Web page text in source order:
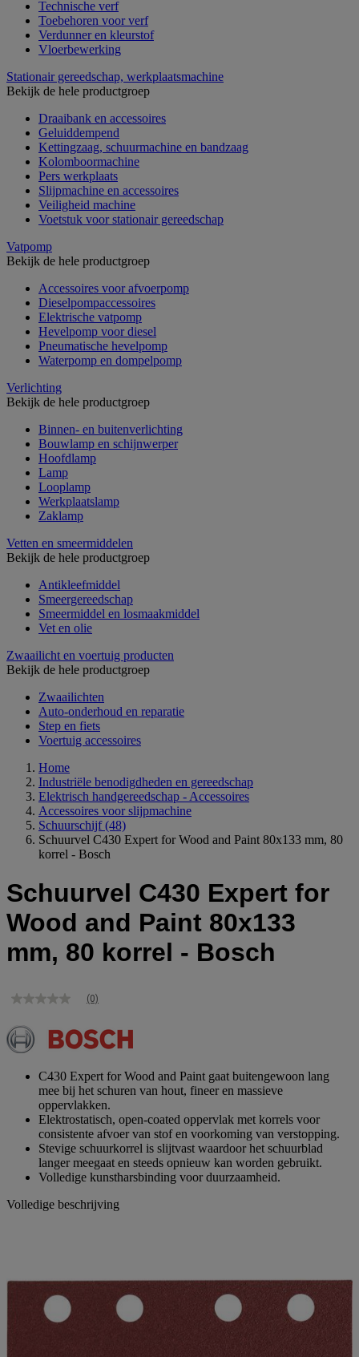
Technische verf
Toebehoren voor verf
Verdunner en kleurstof
Vloerbewerking
Stationair gereedschap, werkplaatsmachine
Bekijk de hele productgroep
Draaibank en accessoires
Geluiddempend
Kettingzaag, schuurmachine en bandzaag
Kolomboormachine
Pers werkplaats
Slijpmachine en accessoires
Veiligheid machine
Voetstuk voor stationair gereedschap
Vatpomp
Bekijk de hele productgroep
Accessoires voor afvoerpomp
Dieselpompaccessoires
Elektrische vatpomp
Hevelpomp voor diesel
Pneumatische hevelpomp
Waterpomp en dompelpomp
Verlichting
Bekijk de hele productgroep
Binnen- en buitenverlichting
Bouwlamp en schijnwerper
Hoofdlamp
Lamp
Looplamp
Werkplaatslamp
Zaklamp
Vetten en smeermiddelen
Bekijk de hele productgroep
Antikleefmiddel
Smeergereedschap
Smeermiddel en losmaakmiddel
Vet en olie
Zwaailicht en voertuig producten
Bekijk de hele productgroep
Zwaailichten
Auto-onderhoud en reparatie
Step en fiets
Voertuig accessoires
Home
Industriële benodigdheden en gereedschap
Elektrisch handgereedschap - Accessoires
Accessoires voor slijpmachine
Schuurschijf (48)
Schuurvel C430 Expert for Wood and Paint 80x133 mm, 80
korrel - Bosch
Schuurvel C430 Expert for
Wood and Paint 80x133
mm, 80 korrel - Bosch
Geen
Dezelfde
paginalink.
(0)
C430 Expert for Wood and Paint gaat buitengewoon lang
mee bij het schuren van hout, fineer en massieve
oppervlakken.
Elektrostatisch, open-coated oppervlak met korrels voor
consistente afvoer van stof en voorkoming van verstopping.
Stevige schuurkorrel is slijtvast waardoor het schuurblad
langer meegaat en steeds opnieuw kan worden gebruikt.
Volledige kunstharsbinding voor duurzaamheid.
Volledige beschrijving